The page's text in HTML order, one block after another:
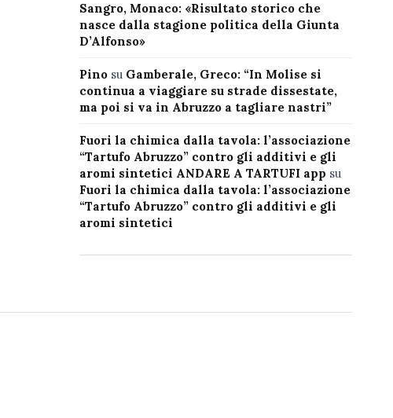
Sangro, Monaco: «Risultato storico che
nasce dalla stagione politica della Giunta
D’Alfonso»
Pinosu Gamberale, Greco: “In Molise si
continua a viaggiare su strade dissestate,
ma poi si va in Abruzzo a tagliare nastri”
Fuori la chimica dalla tavola: l’associazione
“Tartufo Abruzzo” contro gli additivi e gli
aromi sintetici ANDARE A TARTUFI app su
Fuori la chimica dalla tavola: l’associazione
“Tartufo Abruzzo” contro gli additivi e gli
aromi sintetici